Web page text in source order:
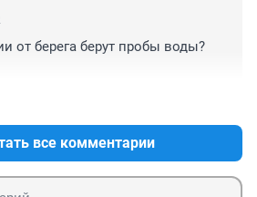
от берега берут пробы воды?
все комментарии